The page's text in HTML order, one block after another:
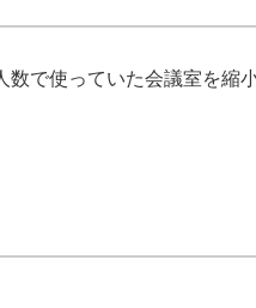
で使っていた会議室を縮